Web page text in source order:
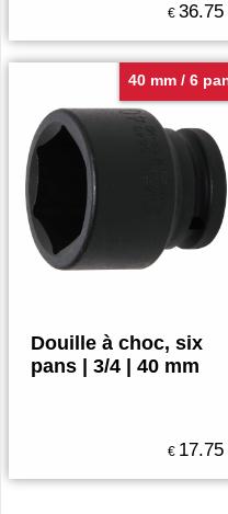
€ 36.75
40 mm / 6
Douille à choc, six
pans | 3/4 | 40 mm
€ 17.75